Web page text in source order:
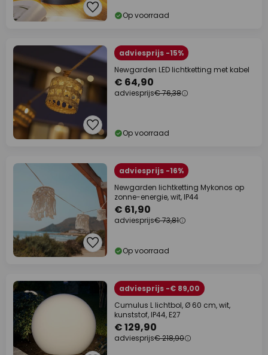
Op voorraad
adviesprijs -15%
Newgarden LED lichtketting met kabel
€ 64,90
adviesprijs€ 76,38
Op voorraad
adviesprijs -16%
Newgarden lichtketting Mykonos op
zonne-energie, wit, IP44
€ 61,90
adviesprijs€ 73,81
Op voorraad
adviesprijs -€ 89,00
Cumulus L lichtbol, Ø 60 cm, wit,
kunststof, IP44, E27
€ 129,90
adviesprijs€ 218,90